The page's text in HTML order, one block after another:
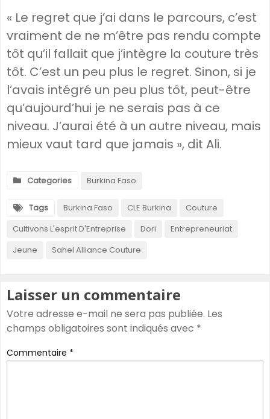
« Le regret que j’ai dans le parcours, c’est
vraiment de ne m’être pas rendu compte
tôt qu’il fallait que j’intègre la couture très
tôt. C’est un peu plus le regret. Sinon, si je
l’avais intégré un peu plus tôt, peut-être
qu’aujourd’hui je ne serais pas à ce
niveau. J’aurai été à un autre niveau, mais
mieux vaut tard que jamais », dit Ali.
Categories Burkina Faso
Tags Burkina Faso CLE Burkina
Couture
Cultivons L'esprit D'Entreprise
Dori
Entrepreneuriat
Jeune
Sahel Alliance Couture
Laisser un commentaire
Votre adresse e-mail ne sera pas publiée. Les
champs obligatoires sont indiqués avec *
Commentaire *